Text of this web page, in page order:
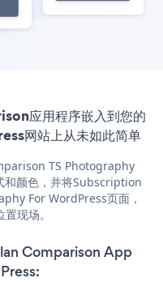
应用程序嵌入到您的
网站上从未如此简单
TS Photography
和颜色，并将Subscription
For WordPress页面，
现场。
Comparison App